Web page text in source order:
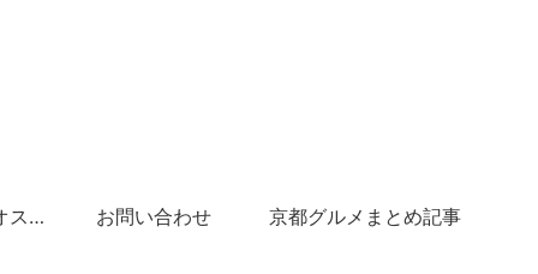
グッチジャパン的オススメ店 お問い合わせ 京都グルメまとめ記事